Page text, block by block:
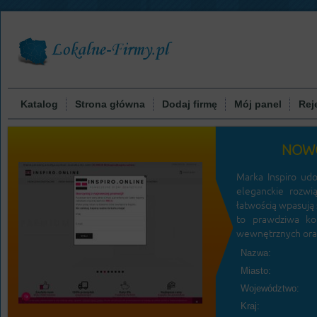
Katalog Strona główna Dodaj firmę Mój panel
Marka Inspiro
eleganckie
łatwością
to prawdziwa
wewnętrznych
Nazwa:
Miasto:
Województwo:
Kraj: